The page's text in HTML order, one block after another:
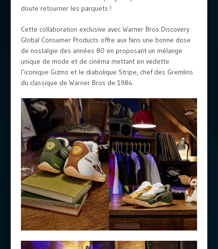
doute retourner les parquets !
Cette collaboration exclusive avec Warner Bros Discovery
Global Consumer Products offre aux fans une bonne dose
de nostalgie des années 80 en proposant un mélange
unique de mode et de cinéma mettant en vedette
l’iconique Gizmo et le diabolique Stripe, chef des Gremlins
du classique de Warner Bros de 1984.